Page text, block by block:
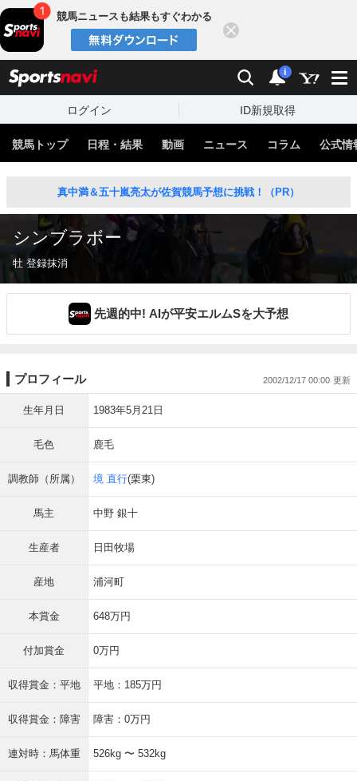
競馬ニュースも結果もすぐわかる
検索 通知
i
ログイン ID新規取得
競馬トップ 日程・結果 動画 ニュース コラム 公式情
真中満＆五十嵐亮太が佐賀競馬予想に挑戦！（PR）
シンブラボー
牡 登録抹消
先週的中! AIが平安エルムSを大予想
プロフィール 2002/12/17 00:00
生年月日 1983年5月21日
毛色 鹿毛
調教師（所属） 境 直行(栗東)
馬主 中野 銀十
生産者 日田牧場
産地 浦河町
本賞金 648万円
付加賞金 0万円
収得賞金：平地 平地：185万円
収得賞金：障害 障害：0万円
連対時：馬体重 526kg 〜 532kg